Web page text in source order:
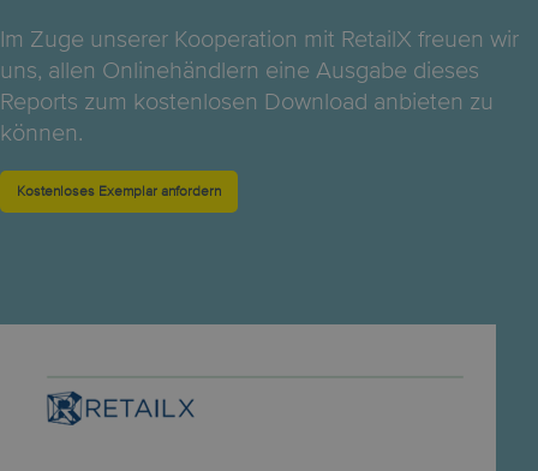
Im Zuge unserer Kooperation mit RetailX freuen wir
uns, allen Onlinehändlern eine Ausgabe dieses
Reports zum kostenlosen Download anbieten zu
können.
Kostenloses Exemplar anfordern